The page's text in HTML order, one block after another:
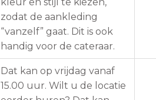
zodat de aankleding
“vanzelf” gaat. Dit is ook
handig voor de cateraar.
Dat kan op vrijdag vanaf
15.00 uur. Wilt u de locatie